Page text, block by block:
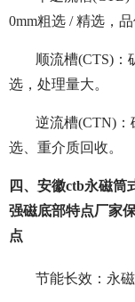
0mm粗选 / 精选，
顺流槽(CTS)：
选，处理量大。
逆流槽(CTN)：
选、重介质回收。
四、安徽ctb永磁筒
强磁底部特点厂家
点
节能长效：永